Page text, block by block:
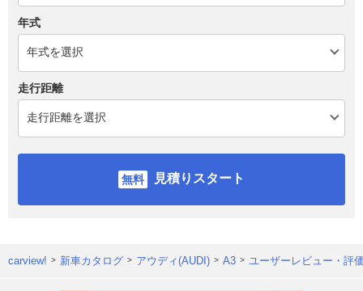
年式
走行距離
見積りスタート
carview! 新車カタログ アウディ(AUDI) A3 ユーザーレビュー・評